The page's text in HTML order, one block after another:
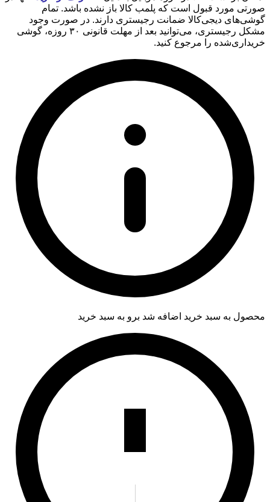
صورتی مورد قبول است که پلمب کالا باز نشده باشد. تمام
گوشی‌های دیجی‌کالا ضمانت رجیستری دارند. در صورت وجود
مشکل رجیستری، می‌توانید بعد از مهلت قانونی ۳۰ روزه، گوشی
خریداری‌شده را مرجوع کنید.
محصول به سبد خرید اضافه شد برو به سبد خرید